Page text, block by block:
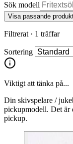
Sök modell
Visa passande
Filtrerat · 1 träffar
Sortering
Viktigt att tänka på...
Din skivspelare /
pickupmodell. Det är
pickup.